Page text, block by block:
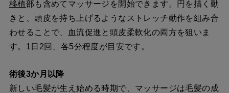
移植部も含めてマッサージを開始できます。円を描く動
きと、頭皮を持ち上げるようなストレッチ動作を組み合
わせることで、血流促進と頭皮柔軟化の両方を狙いま
す。1日2回、各5分程度が目安です。
術後3か月以降
新しい毛髪が生え始める時期で、マッサージは毛髪の成